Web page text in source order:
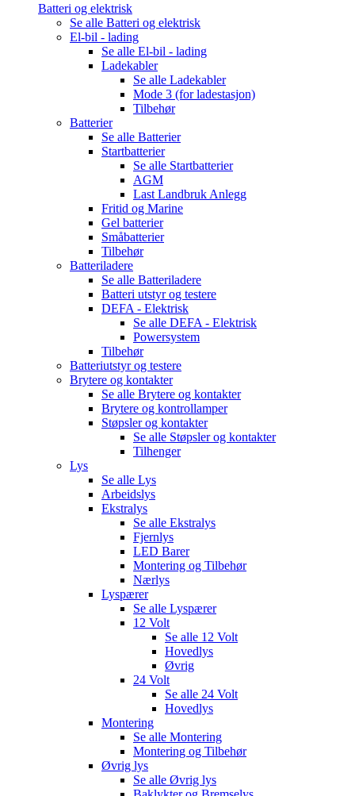
Batteri og elektrisk
Se alle Batteri og elektrisk
El-bil - lading
Se alle El-bil - lading
Ladekabler
Se alle Ladekabler
Mode 3 (for ladestasjon)
Tilbehør
Batterier
Se alle Batterier
Startbatterier
Se alle Startbatterier
AGM
Last Landbruk Anlegg
Fritid og Marine
Gel batterier
Småbatterier
Tilbehør
Batteriladere
Se alle Batteriladere
Batteri utstyr og testere
DEFA - Elektrisk
Se alle DEFA - Elektrisk
Powersystem
Tilbehør
Batteriutstyr og testere
Brytere og kontakter
Se alle Brytere og kontakter
Brytere og kontrollamper
Støpsler og kontakter
Se alle Støpsler og kontakter
Tilhenger
Lys
Se alle Lys
Arbeidslys
Ekstralys
Se alle Ekstralys
Fjernlys
LED Barer
Montering og Tilbehør
Nærlys
Lyspærer
Se alle Lyspærer
12 Volt
Se alle 12 Volt
Hovedlys
Øvrig
24 Volt
Se alle 24 Volt
Hovedlys
Montering
Se alle Montering
Montering og Tilbehør
Øvrig lys
Se alle Øvrig lys